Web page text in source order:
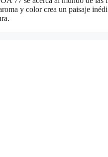
y color crea un paisaje